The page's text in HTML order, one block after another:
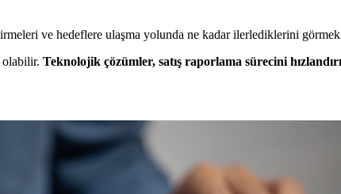
ve hedeflere ulaşma yolunda ne kadar ilerlediklerini
olabilir. Teknolojik çözümler, satış raporlama sürecini